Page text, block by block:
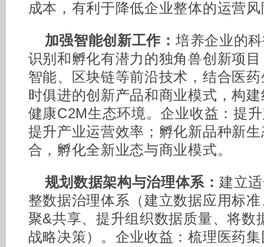
成本，有利于降低企业整体的运营
加强智能创新工作： 培养企业的
识别和孵化有潜力的独角兽创新项
智能、区块链等前沿技术，结合医
时俱进的创新产品和商业模式，构
健康C2M生态环境。企业收益：提
提升产业运营效率；孵化新品种新
合，孵化全新业态与商业模式。
规划数据架构与治理体系： 建立
整数据治理体系（建立数据应用标
聚&共享、提升组织数据质量、将数
战略决策）。企业收益：梳理医药